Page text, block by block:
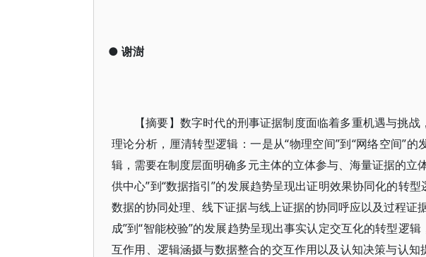
● 谢澍
【摘要】数字时代的刑事证据制度面临着多重机遇与挑
理论分析，厘清转型逻辑：一是从“物理空间”到“网络空间”
辑，需要在制度层面明确多元主体的立体参与、海量证据的立
供中心”到“数据指引”的发展趋势呈现出证明效果协同化的转
数据的协同处理、线下证据与线上证据的协同呼应以及过程证
成”到“智能校验”的发展趋势呈现出事实认定交互化的转型逻
互作用、逻辑涵摄与数据整合的交互作用以及认知决策与认知